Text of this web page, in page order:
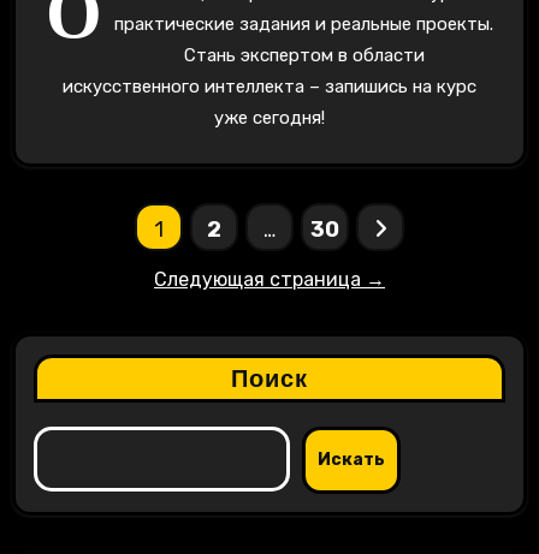
практические задания и реальные проекты.
Стань экспертом в области
искусственного интеллекта – запишись на курс
уже сегодня!
Пагинация
записей
1 2 … 30
Следующая страница →
Поиск
Искать